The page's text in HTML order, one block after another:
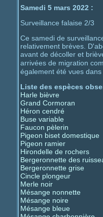
Samedi 5 mars 2022 :
Surveillance falaise 2/3
Ce samedi de
relativement brèves.
avant de décoller et
arrivées de migration
également été vues
Liste des espèces
Harle bièvre
Grand Cormoran
Héron cendré
Buse variable
Faucon pèlerin
Pigeon biset domestique
Pigeon ramier
Hirondelle de rochers
Bergeronnette des
Bergeronnette grise
Cincle plongeur
Merle noir
Mésange nonnette
Mésange noire
Mésange bleue